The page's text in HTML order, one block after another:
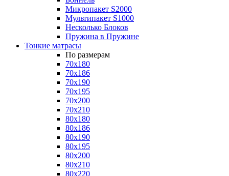
Микропакет S2000
Мультипакет S1000
Несколько Блоков
Пружина в Пружине
Тонкие матрасы
По размерам
70x180
70x186
70x190
70x195
70x200
70x210
80x180
80x186
80x190
80x195
80x200
80x210
80x220